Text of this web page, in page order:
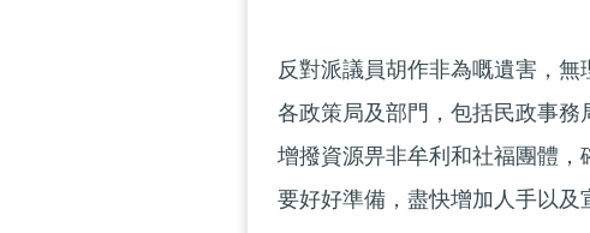
反對派議員胡作非為嘅遺害，無
各政策局及部門，包括民政事
增撥資源畀非牟利和社福團體
要好好準備，盡快增加人手以及